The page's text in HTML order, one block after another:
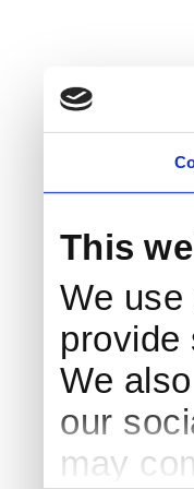
This
We
provide
We
our
may